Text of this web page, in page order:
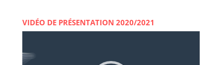
VIDÉO DE PRÉSENTATION 2020/2021
vidéo